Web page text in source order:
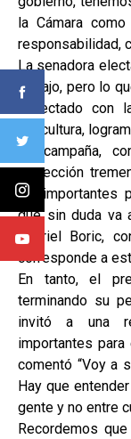
la Cámara
responsabilidad,
La senadora
trabajo, pero lo
conectado
agricultura,
su campaña,
protección
tan importantes
que sin duda va
Gabriel Boric,
corresponde a
En tanto, el
terminando su
invitó a una
importantes
comentó “Voy a
Hay que
gente y no entre
Recordemos